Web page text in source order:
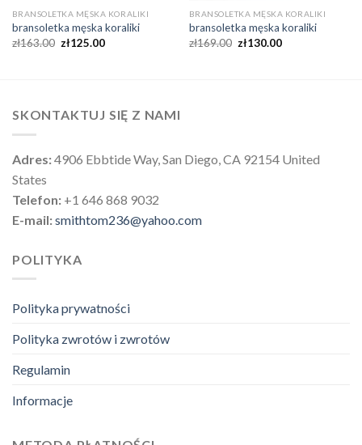
BRANSOLETKA MĘSKA KORALIKI
bransoletka męska koraliki
zł163.00 zł125.00
BRANSOLETKA MĘSKA KORALIKI
bransoletka męska koraliki
zł169.00 zł130.00
SKONTAKTUJ SIĘ Z NAMI
Adres:4906 Ebbtide Way, San Diego, CA 92154 United
States
Telefon: +1 646 868 9032
E-mail:smithtom236@yahoo.com
POLITYKA
Polityka prywatności
Polityka zwrotów i zwrotów
Regulamin
Informacje